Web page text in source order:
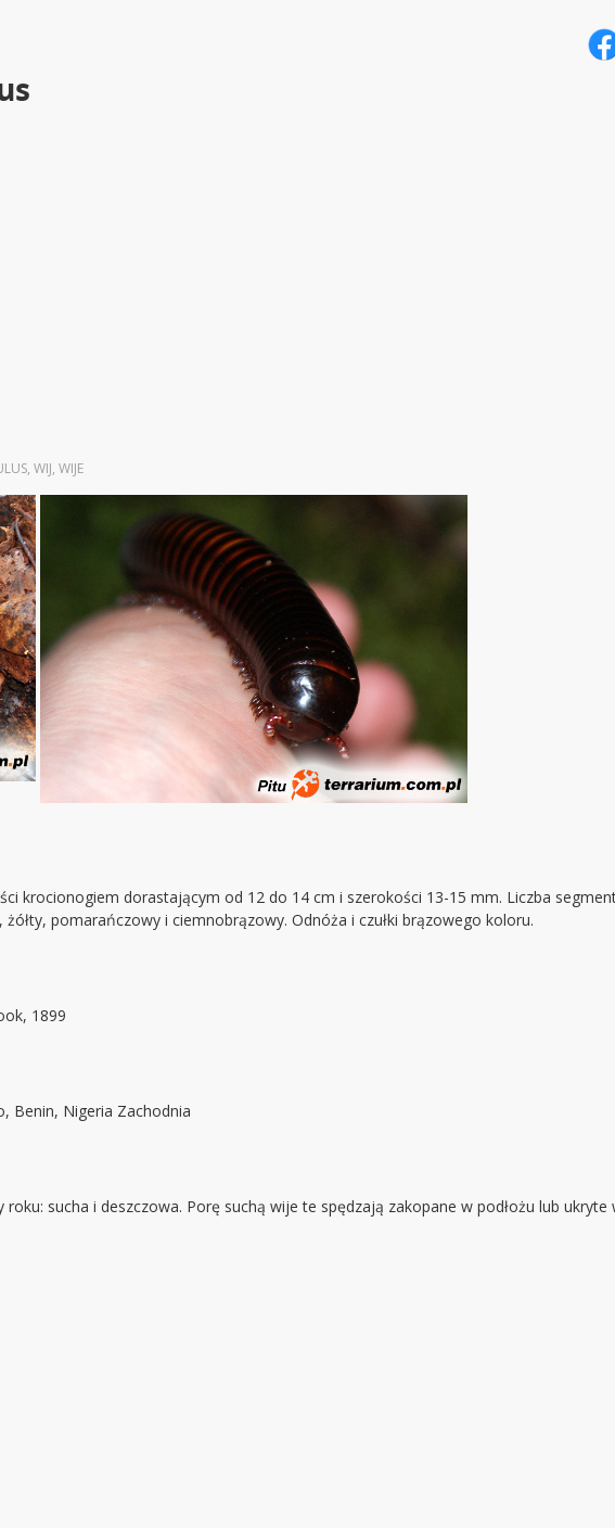
, WIJ, WIJE
krocionogiem dorastającym od 12 do 14 cm i szerokości 13-15 mm. Liczba
pomarańczowy i ciemnobrązowy. Odnóża i czułki brązowego koloru.
1899
Benin, Nigeria Zachodnia
sucha i deszczowa. Porę suchą wije te spędzają zakopane w podłożu lub ukryte